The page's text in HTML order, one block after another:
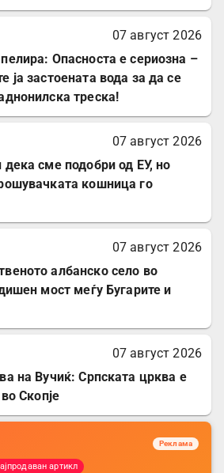
07 август 2026
Опасноста е сериозна –
ја застоената вода за да се
треска!
07 август 2026
дека сме подобри од ЕУ, но
кошница го
07 август 2026
албанско село во
мост меѓу Бугарите и
07 август 2026
на Вучиќ: Српската црква е
Скопје
Реклама
артикл